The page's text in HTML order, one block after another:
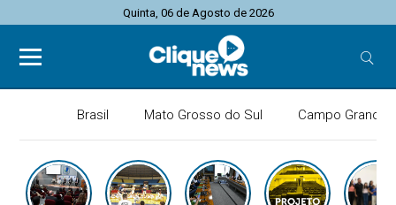
Quinta, 06 de Agosto de 2026
Brasil Mato Grosso do Sul Campo Grande